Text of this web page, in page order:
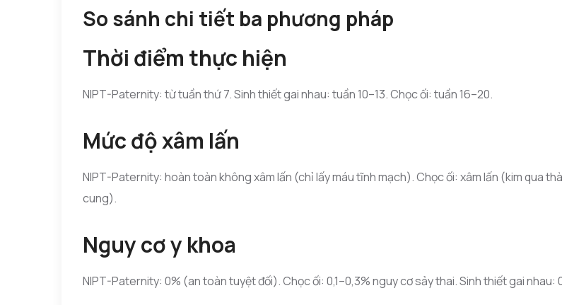
So sánh chi tiết ba phương pháp
Thời điểm thực hiện
NIPT-Paternity: từ tuần thứ 7. Sinh thiết gai nhau: tuần 10–13. Chọc ối: tuần 16–20.
Mức độ xâm lấn
NIPT-Paternity: hoàn toàn không xâm lấn (chỉ lấy máu tĩnh mạch). Chọc ối: xâm lấn (kim qua
cung).
Nguy cơ y khoa
NIPT-Paternity: 0% (an toàn tuyệt đối). Chọc ối: 0,1–0,3% nguy cơ sảy thai. Sinh thiết gai nhau: